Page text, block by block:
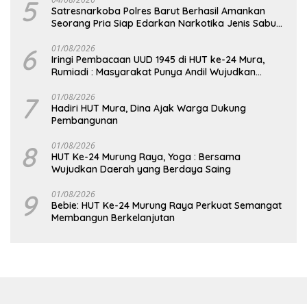
5
Satresnarkoba Polres Barut Berhasil Amankan
Seorang Pria Siap Edarkan Narkotika Jenis Sabu
6 01/08/2026
Iringi Pembacaan UUD 1945 di HUT ke-24 Mura,
Rumiadi : Masyarakat Punya Andil Wujudkan
7 01/08/2026
Hadiri HUT Mura, Dina Ajak Warga Dukung
Pembangunan
8 01/08/2026
HUT Ke-24 Murung Raya, Yoga : Bersama
Wujudkan Daerah yang Berdaya Saing
9 01/08/2026
Bebie: HUT Ke-24 Murung Raya Perkuat Semangat
Membangun Berkelanjutan